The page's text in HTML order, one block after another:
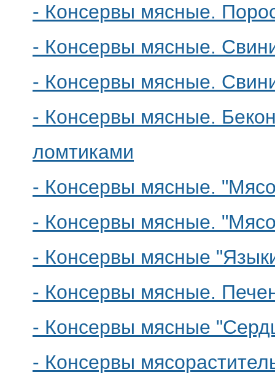
- Консервы мясные.
- Консервы мясные.
- Консервы мясные.
- Консервы мясные.
ломтиками
- Консервы мясные.
- Консервы мясные.
- Консервы мясные
- Консервы мясные.
- Консервы мясные
- Консервы